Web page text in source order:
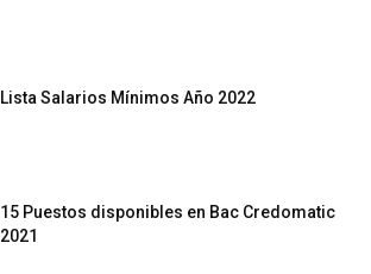
Lista Salarios Mínimos Año 2022
15 Puestos disponibles en Bac Credomatic
2021